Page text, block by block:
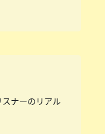
ナーのリアル